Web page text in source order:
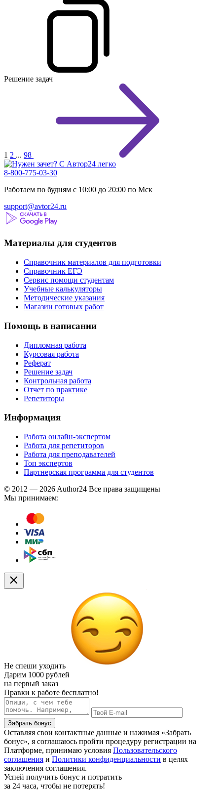
Решение задач
1 2 ... 98
8-800-775-03-30
Работаем по будням с 10:00 до 20:00 по Мск
support@avtor24.ru
Материалы для студентов
Справочник материалов для подготовки
Справочник ЕГЭ
Сервис помощи студентам
Учебные калькуляторы
Методические указания
Магазин готовых работ
Помощь в написании
Дипломная работа
Курсовая работа
Реферат
Решение задач
Контрольная работа
Отчет по практике
Репетиторы
Информация
Работа онлайн-экспертом
Работа для репетиторов
Работа для преподавателей
Топ экспертов
Партнерская программа для студентов
© 2012 — 2026 Author24 Все права защищены
Мы принимаем:
Не спеши уходить
Дарим 1000 рублей
на первый заказ
Правки к работе бесплатно!
Забрать бонус
Оставляя свои контактные данные и нажимая «Забрать
бонус», я соглашаюсь пройти процедуру регистрации на
Платформе, принимаю условия Пользовательского
соглашения и Политики конфиденциальности в целях
заключения соглашения.
Успей получить бонус и потратить
за 24 часа, чтобы не потерять!